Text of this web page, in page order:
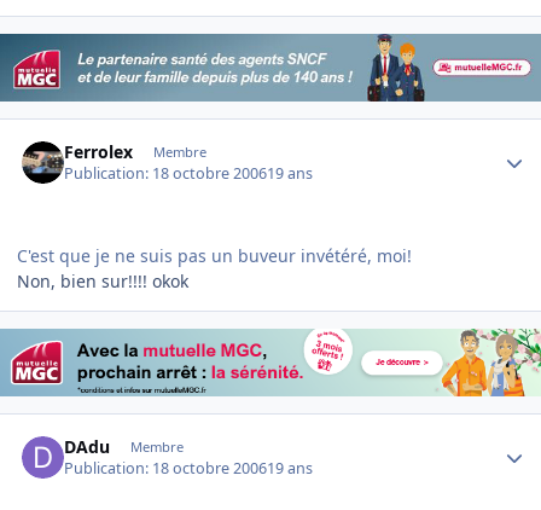
Ferrolex Membre
Publication: 18 octobre 200619 ans
C'est que je ne suis pas un buveur invétéré, moi!
Non, bien sur!!!! okok
DAdu Membre
Publication: 18 octobre 200619 ans